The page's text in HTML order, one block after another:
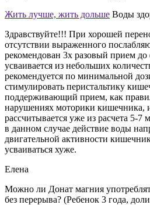
Жить лучше, жить дольше Воды
Здравствуйте!!! При хорошей
отсутствии выраженного
рекомендован 3х разовый прием
усваивается из небольших
рекомендуется по минимальной
стимулировать перистальтику
поддерживающий прием, как
нарушениях моторики кишечника,
рассчитывается уже из расчета 5-7
в данном случае действие воды
двигательной активности
усваиваться хуже.
Елена
Можно ли Донат магния
без перерыва? (Ребенок 3 года,